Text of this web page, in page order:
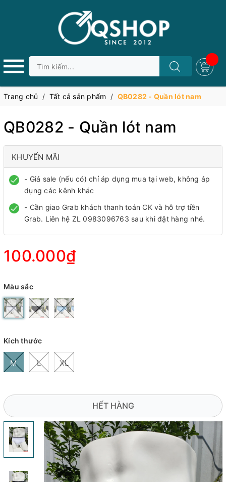
Trang chủ / Tất cả sản phẩm / QB0282 - Quần lót nam
QB0282 - Quần lót nam
KHUYẾN MÃI
- Giá sale (nếu có) chỉ áp dụng mua tại web, không áp
dụng các kênh khác
- Cần giao Grab khách thanh toán CK và hỗ trợ tiền
Grab. Liên hệ ZL 0983096763 sau khi đặt hàng nhé.
100.000₫
Màu sắc
Kích thước
M L XL
HẾT HÀNG